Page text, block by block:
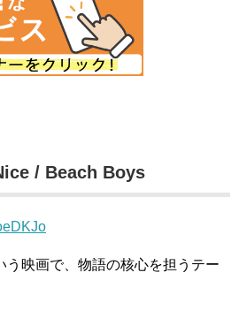
/ Beach Boys
う映画で、物語の核心を担うテー